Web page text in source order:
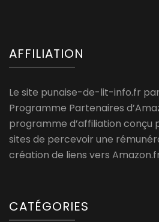
AFFILIATION
Le site punaise-de-lit-info.fr
Programme Partenaires
programme d’affiliation conçu
sites de percevoir une
création de liens vers
CATÉGORIES